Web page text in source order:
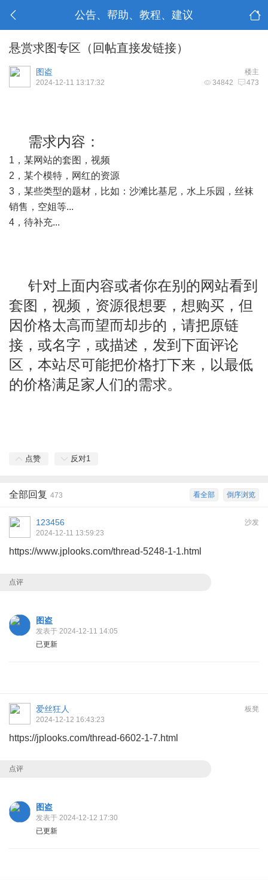
公告、帮助、教程、建议
悬赏求图专区（回帖直接发链接）
楼主
图盗
34842 473
2024-12-11 13:17:32
需求内容：
1，某网站的套图，视频
2，某个模特，网红的资源
3，某些类型的题材，比如：沙滩比基尼，水上乐园，丝袜
销售，空姐等...
4，待补充...
针对上面内容或者你在别的网站看到
套图，视频，资源很想要，想购买，但
因价格太高而望而却步的，请把原链
接，或名字，或描述，发到下面评论
区，本站尽可能把价格打下来，以最低
的价格满足家人们的需求。
点赞 反对1
倒序浏览
看全部
全部回复 473
沙发
123456
2024-12-11 13:59:23
https://www.jplooks.com/thread-5248-1-1.html
点评
图盗
发表于 2024-12-11 14:05
已更新
板凳
爱丝狂人
2024-12-12 16:43:23
https://jplooks.com/thread-6602-1-7.html
点评
图盗
发表于 2024-12-12 17:30
已更新